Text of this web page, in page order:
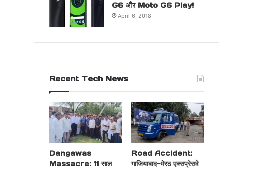
G6 और Moto G6 Play!
April 6, 2018
Recent Tech News
Dangawas
Massacre: 11 साल
Road Accident:
गाजियाबाद-मेरठ एक्सप्रेसवे